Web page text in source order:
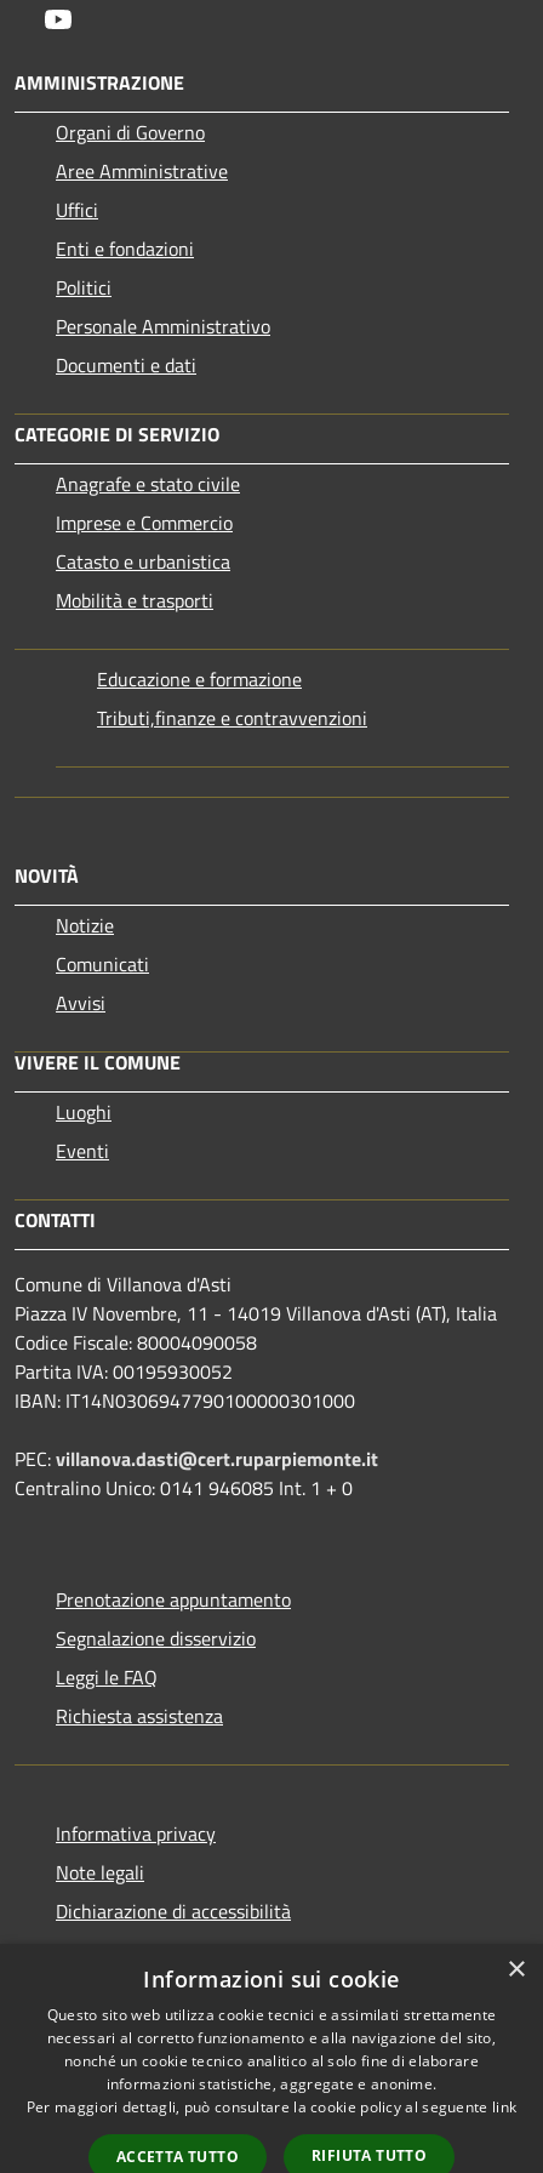
AMMINISTRAZIONE
Organi di Governo
Aree Amministrative
Uffici
Enti e fondazioni
Politici
Personale Amministrativo
Documenti e dati
CATEGORIE DI SERVIZIO
Anagrafe e stato civile
Imprese e Commercio
Catasto e urbanistica
Mobilità e trasporti
Educazione e formazione
Tributi,finanze e contravvenzioni
NOVITÀ
Notizie
Comunicati
Avvisi
VIVERE IL COMUNE
Luoghi
Eventi
CONTATTI
Comune di Villanova d'Asti
Piazza IV Novembre, 11 - 14019 Villanova d'Asti (AT), Italia
Codice Fiscale: 80004090058
Partita IVA: 00195930052
IBAN: IT14N0306947790100000301000
PEC:villanova.dasti@cert.ruparpiemonte.it
Centralino Unico: 0141 946085 Int. 1 + 0
Prenotazione appuntamento
Segnalazione disservizio
Leggi le FAQ
Richiesta assistenza
Informativa privacy
Note legali
Dichiarazione di accessibilità
RSS
Accessibilità
Cookie
Mappa del sito
Comune convenzionato
Astigov
Progetto|Convenzione|
Adesioni
×
Informazioni sui cookie
Questo sito web utilizza cookie tecnici e assimilati strettamente
necessari al corretto funzionamento e alla navigazione del sito,
nonché un cookie tecnico analitico al solo fine di elaborare
informazioni statistiche, aggregate e anonime.
Per maggiori dettagli, può consultare la cookie policy al seguente link
ACCETTA TUTTO RIFIUTA TUTTO